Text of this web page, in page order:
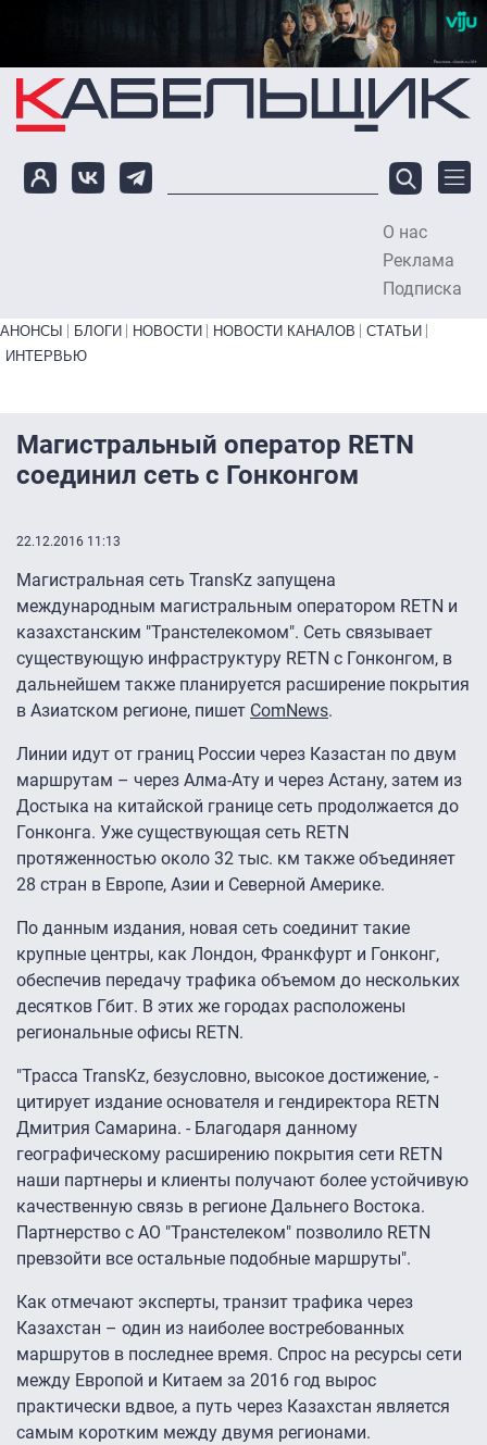
Перейти к основному содержанию
О нас
Реклама
Подписка
Primary links bottom
АНОНСЫ БЛОГИ НОВОСТИ НОВОСТИ КАНАЛОВ
СТАТЬИ
ИНТЕРВЬЮ
Магистральный оператор RETN
соединил сеть с Гонконгом
22.12.2016 11:13
Магистральная сеть TransKz запущена
международным магистральным оператором RETN и
казахстанским "Транстелекомом". Сеть связывает
существующую инфраструктуру RETN с Гонконгом, в
дальнейшем также планируется расширение покрытия
в Азиатском регионе, пишет ComNews.
Линии идут от границ России через Казастан по двум
маршрутам – через Алма-Ату и через Астану, затем из
Достыка на китайской границе сеть продолжается до
Гонконга. Уже существующая сеть RETN
протяженностью около 32 тыс. км также объединяет
28 стран в Европе, Азии и Северной Америке.
По данным издания, новая сеть соединит такие
крупные центры, как Лондон, Франкфурт и Гонконг,
обеспечив передачу трафика объемом до нескольких
десятков Гбит. В этих же городах расположены
региональные офисы RETN.
"Трасса TransKz, безусловно, высокое достижение, -
цитирует издание основателя и гендиректора RETN
Дмитрия Самарина. - Благодаря данному
географическому расширению покрытия сети RETN
наши партнеры и клиенты получают более устойчивую
качественную связь в регионе Дальнего Востока.
Партнерство с АО "Транстелеком" позволило RETN
превзойти все остальные подобные маршруты".
Как отмечают эксперты, транзит трафика через
Казахстан – один из наиболее востребованных
маршрутов в последнее время. Спрос на ресурсы сети
между Европой и Китаем за 2016 год вырос
практически вдвое, а путь через Казахстан является
самым коротким между двумя регионами.